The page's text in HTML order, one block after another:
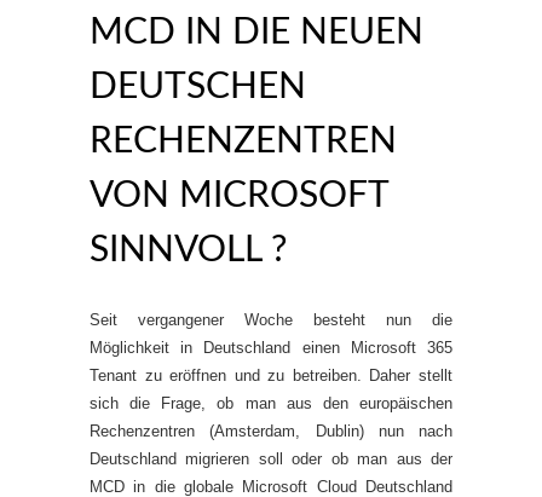
MCD IN DIE NEUEN
DEUTSCHEN
RECHENZENTREN
VON MICROSOFT
SINNVOLL ?
Seit vergangener Woche besteht nun die
Möglichkeit in Deutschland einen Microsoft 365
Tenant zu eröffnen und zu betreiben. Daher stellt
sich die Frage, ob man aus den europäischen
Rechenzentren (Amsterdam, Dublin) nun nach
Deutschland migrieren soll oder ob man aus der
MCD in die globale Microsoft Cloud Deutschland